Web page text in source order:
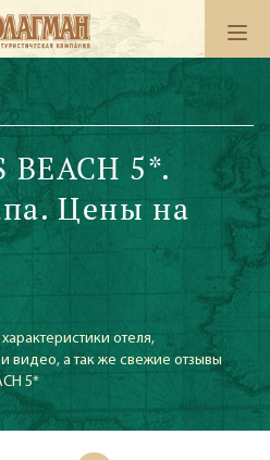
BEACH 5*.
Цены на
отеля,
видео, а так же свежие отзывы
5*